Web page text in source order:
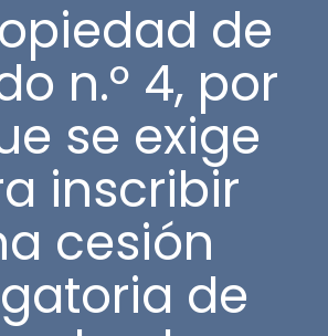
de
n.º 4, por
se exige
inscribir
cesión
de